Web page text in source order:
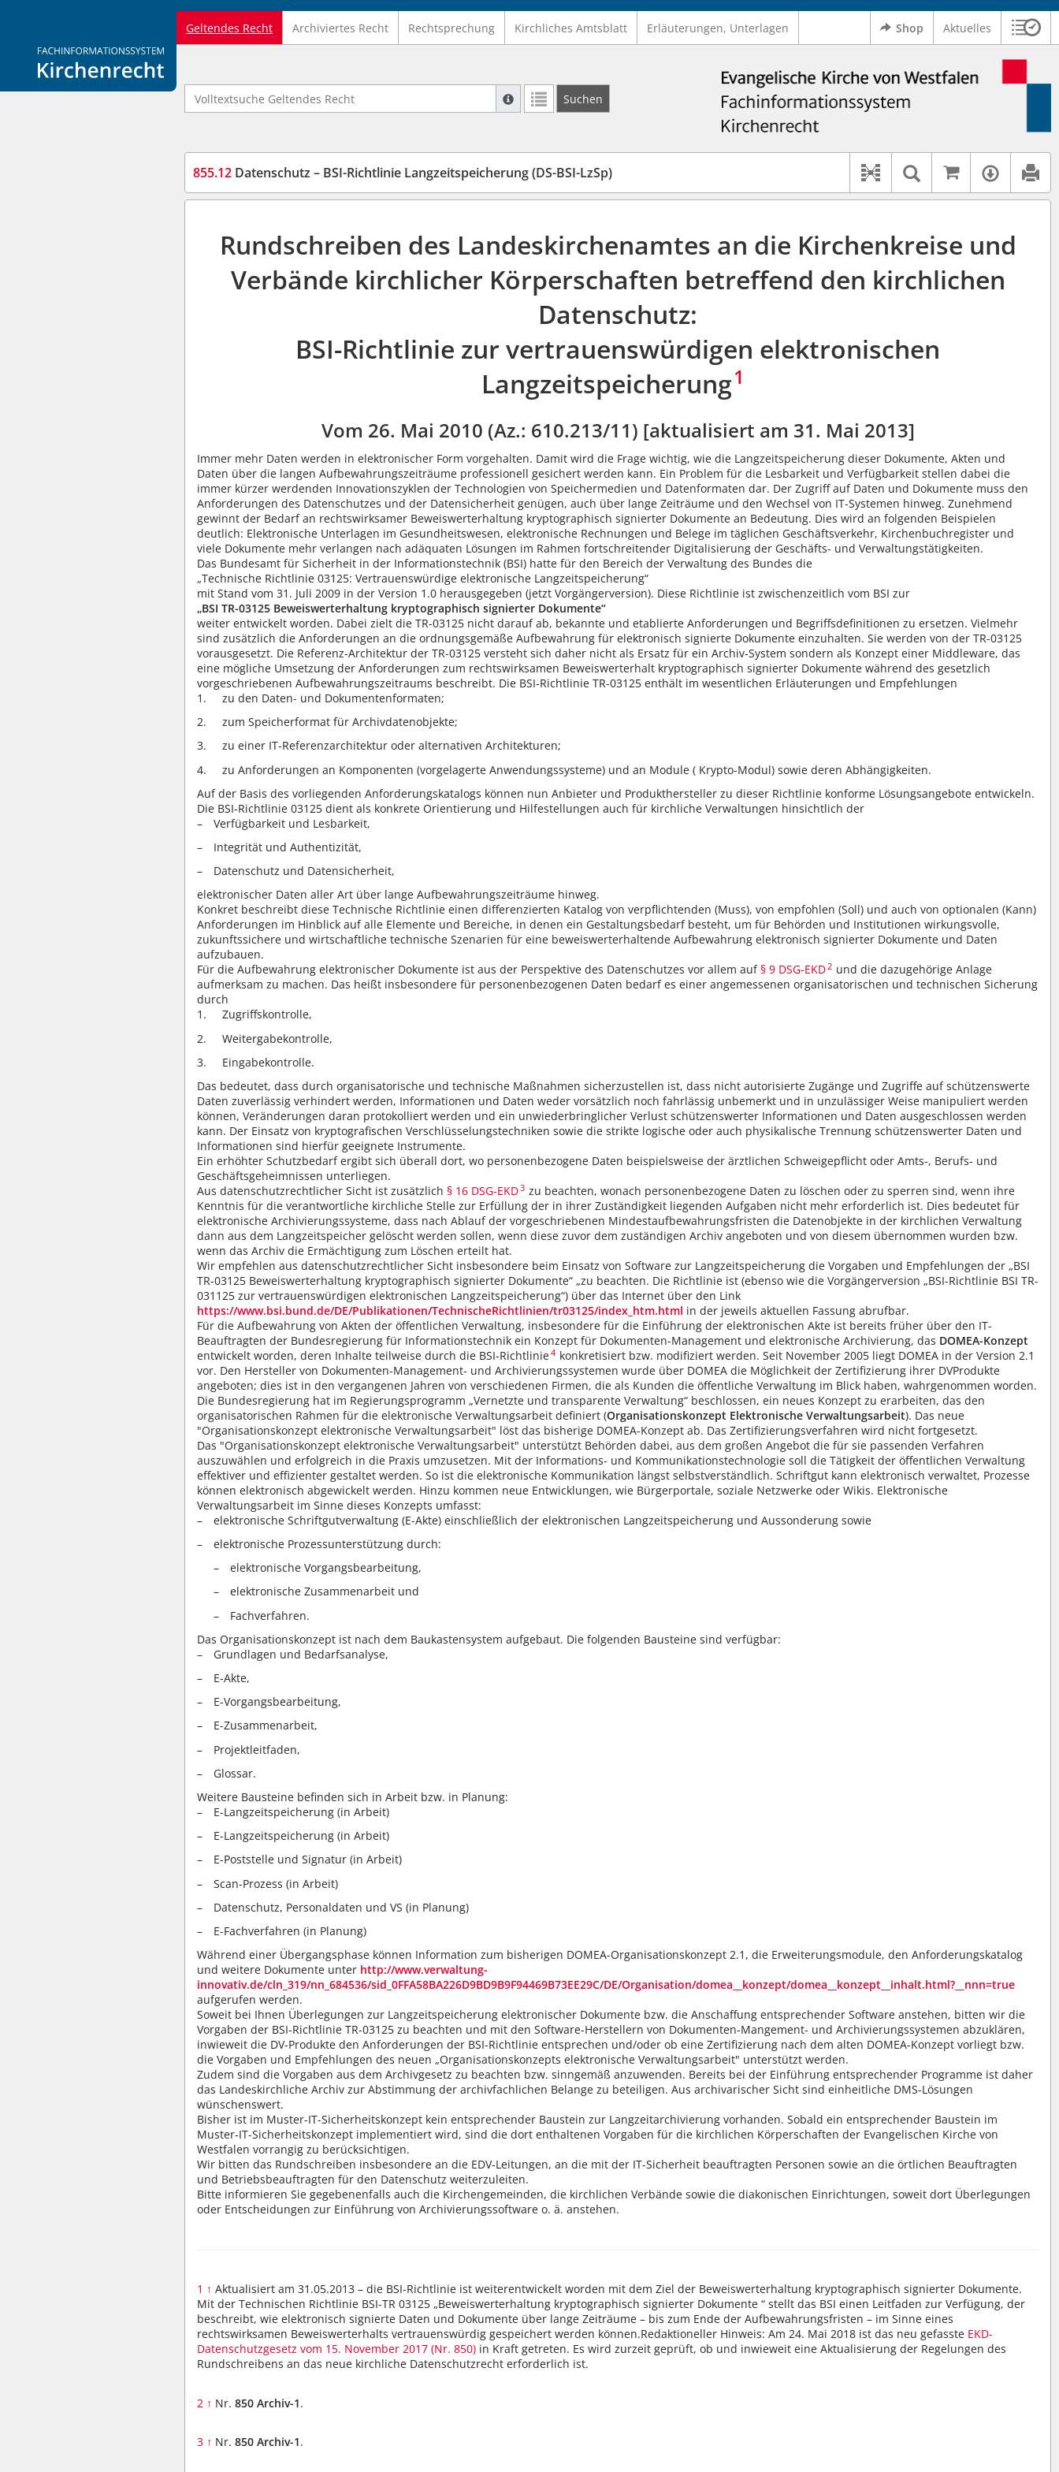
Logo Fachinformationssystem Kirchenrecht
Geltendes Recht Archiviertes Recht Rechtsprechung Kirchliches Amtsblatt Erläuterungen, Unterlagen Shop Aktuelles
Volltextsuche Geltendes Recht
Suche mit Platzhalter "*", Bsp. Pfarrer*, findet auch: "Pfarrerinitiative" oder "Pfarrerausschuss".
Weitere Suchoperatoren finden Sie in unserer Hilfe.
Suchen
855.12 Datenschutz – BSI-Richtlinie Langzeitspeicherung (DS-BSI-LzSp)
Dokument-Beziehungen
Textsuche im
Auf
Rundschreiben des Landeskirchenamtes an die Kirchenkreise und
Verbände kirchlicher Körperschaften betreffend den kirchlichen
Datenschutz:
BSI-Richtlinie zur vertrauenswürdigen elektronischen
Langzeitspeicherung1
Vom 26. Mai 2010 (Az.: 610.213/11) [aktualisiert am 31. Mai 2013]
Immer mehr Daten werden in elektronischer Form vorgehalten. Damit wird die Frage wichtig, wie die Langzeitspeicherung dieser Dokumente, Akten und
Daten über die langen Aufbewahrungszeiträume professionell gesichert werden kann. Ein Problem für die Lesbarkeit und Verfügbarkeit stellen dabei die
immer kürzer werdenden Innovationszyklen der Technologien von Speichermedien und Datenformaten dar. Der Zugriff auf Daten und Dokumente muss den
Anforderungen des Datenschutzes und der Datensicherheit genügen, auch über lange Zeiträume und den Wechsel von IT-Systemen hinweg. Zunehmend
gewinnt der Bedarf an rechtswirksamer Beweiswerterhaltung kryptographisch signierter Dokumente an Bedeutung. Dies wird an folgenden Beispielen
deutlich: Elektronische Unterlagen im Gesundheitswesen, elektronische Rechnungen und Belege im täglichen Geschäftsverkehr, Kirchenbuchregister und
viele Dokumente mehr verlangen nach adäquaten Lösungen im Rahmen fortschreitender Digitalisierung der Geschäfts- und Verwaltungstätigkeiten.
Das Bundesamt für Sicherheit in der Informationstechnik (BSI) hatte für den Bereich der Verwaltung des Bundes die
„Technische Richtlinie 03125: Vertrauenswürdige elektronische Langzeitspeicherung“
mit Stand vom 31. Juli 2009 in der Version 1.0 herausgegeben (jetzt Vorgängerversion). Diese Richtlinie ist zwischenzeitlich vom BSI zur
„BSI TR-03125 Beweiswerterhaltung kryptographisch signierter Dokumente“
weiter entwickelt worden. Dabei zielt die TR-03125 nicht darauf ab, bekannte und etablierte Anforderungen und Begriffsdefinitionen zu ersetzen. Vielmehr
sind zusätzlich die Anforderungen an die ordnungsgemäße Aufbewahrung für elektronisch signierte Dokumente einzuhalten. Sie werden von der TR-03125
vorausgesetzt. Die Referenz-Architektur der TR-03125 versteht sich daher nicht als Ersatz für ein Archiv-System sondern als Konzept einer Middleware, das
eine mögliche Umsetzung der Anforderungen zum rechtswirksamen Beweiswerterhalt kryptographisch signierter Dokumente während des gesetzlich
vorgeschriebenen Aufbewahrungszeitraums beschreibt. Die BSI-Richtlinie TR-03125 enthält im wesentlichen Erläuterungen und Empfehlungen
zu den Daten- und Dokumentenformaten;
zum Speicherformat für Archivdatenobjekte;
zu einer IT-Referenzarchitektur oder alternativen Architekturen;
zu Anforderungen an Komponenten (vorgelagerte Anwendungssysteme) und an Module ( Krypto-Modul) sowie deren Abhängigkeiten.
Auf der Basis des vorliegenden Anforderungskatalogs können nun Anbieter und Produkthersteller zu dieser Richtlinie konforme Lösungsangebote entwickeln.
Die BSI-Richtlinie 03125 dient als konkrete Orientierung und Hilfestellungen auch für kirchliche Verwaltungen hinsichtlich der
Verfügbarkeit und Lesbarkeit,
Integrität und Authentizität,
Datenschutz und Datensicherheit,
elektronischer Daten aller Art über lange Aufbewahrungszeiträume hinweg.
Konkret beschreibt diese Technische Richtlinie einen differenzierten Katalog von verpflichtenden (Muss), von empfohlen (Soll) und auch von optionalen (Kann)
Anforderungen im Hinblick auf alle Elemente und Bereiche, in denen ein Gestaltungsbedarf besteht, um für Behörden und Institutionen wirkungsvolle,
zukunftssichere und wirtschaftliche technische Szenarien für eine beweiswerterhaltende Aufbewahrung elektronisch signierter Dokumente und Daten
aufzubauen.
Für die Aufbewahrung elektronischer Dokumente ist aus der Perspektive des Datenschutzes vor allem auf§ 9 DSG-EKD2 und die dazugehörige Anlage
aufmerksam zu machen. Das heißt insbesondere für personenbezogenen Daten bedarf es einer angemessenen organisatorischen und technischen Sicherung
durch
Zugriffskontrolle,
Weitergabekontrolle,
Eingabekontrolle.
Das bedeutet, dass durch organisatorische und technische Maßnahmen sicherzustellen ist, dass nicht autorisierte Zugänge und Zugriffe auf schützenswerte
Daten zuverlässig verhindert werden, Informationen und Daten weder vorsätzlich noch fahrlässig unbemerkt und in unzulässiger Weise manipuliert werden
können, Veränderungen daran protokolliert werden und ein unwiederbringlicher Verlust schützenswerter Informationen und Daten ausgeschlossen werden
kann. Der Einsatz von kryptografischen Verschlüsselungstechniken sowie die strikte logische oder auch physikalische Trennung schützenswerter Daten und
Informationen sind hierfür geeignete Instrumente.
Ein erhöhter Schutzbedarf ergibt sich überall dort, wo personenbezogene Daten beispielsweise der ärztlichen Schweigepflicht oder Amts-, Berufs- und
Geschäftsgeheimnissen unterliegen.
Aus datenschutzrechtlicher Sicht ist zusätzlich § 16 DSG-EKD3 zu beachten, wonach personenbezogene Daten zu löschen oder zu sperren sind, wenn ihre
Kenntnis für die verantwortliche kirchliche Stelle zur Erfüllung der in ihrer Zuständigkeit liegenden Aufgaben nicht mehr erforderlich ist. Dies bedeutet für
elektronische Archivierungssysteme, dass nach Ablauf der vorgeschriebenen Mindestaufbewahrungsfristen die Datenobjekte in der kirchlichen Verwaltung
dann aus dem Langzeitspeicher gelöscht werden sollen, wenn diese zuvor dem zuständigen Archiv angeboten und von diesem übernommen wurden bzw.
wenn das Archiv die Ermächtigung zum Löschen erteilt hat.
Wir empfehlen aus datenschutzrechtlicher Sicht insbesondere beim Einsatz von Software zur Langzeitspeicherung die Vorgaben und Empfehlungen der „BSI
TR-03125 Beweiswerterhaltung kryptographisch signierter Dokumente“ „zu beachten. Die Richtlinie ist (ebenso wie die Vorgängerversion „BSI-Richtlinie BSI TR-
031125 zur vertrauenswürdigen elektronischen Langzeitspeicherung“) über das Internet über den Link
https://www.bsi.bund.de/DE/Publikationen/TechnischeRichtlinien/tr03125/index_htm.html in der jeweils aktuellen Fassung abrufbar.
Für die Aufbewahrung von Akten der öffentlichen Verwaltung, insbesondere für die Einführung der elektronischen Akte ist bereits früher über den IT-
Beauftragten der Bundesregierung für Informationstechnik ein Konzept für Dokumenten-Management und elektronische Archivierung, das DOMEA-Konzept
entwickelt worden, deren Inhalte teilweise durch die BSI-Richtlinie4 konkretisiert bzw. modifiziert werden. Seit November 2005 liegt DOMEA in der Version 2.1
vor. Den Hersteller von Dokumenten-Management- und Archivierungssystemen wurde über DOMEA die Möglichkeit der Zertifizierung ihrer DVProdukte
angeboten; dies ist in den vergangenen Jahren von verschiedenen Firmen, die als Kunden die öffentliche Verwaltung im Blick haben, wahrgenommen worden.
Die Bundesregierung hat im Regierungsprogramm „Vernetzte und transparente Verwaltung“ beschlossen, ein neues Konzept zu erarbeiten, das den
organisatorischen Rahmen für die elektronische Verwaltungsarbeit definiert (Organisationskonzept Elektronische Verwaltungsarbeit). Das neue
"Organisationskonzept elektronische Verwaltungsarbeit" löst das bisherige DOMEA-Konzept ab. Das Zertifizierungsverfahren wird nicht fortgesetzt.
Das "Organisationskonzept elektronische Verwaltungsarbeit" unterstützt Behörden dabei, aus dem großen Angebot die für sie passenden Verfahren
auszuwählen und erfolgreich in die Praxis umzusetzen. Mit der Informations- und Kommunikationstechnologie soll die Tätigkeit der öffentlichen Verwaltung
effektiver und effizienter gestaltet werden. So ist die elektronische Kommunikation längst selbstverständlich. Schriftgut kann elektronisch verwaltet, Prozesse
können elektronisch abgewickelt werden. Hinzu kommen neue Entwicklungen, wie Bürgerportale, soziale Netzwerke oder Wikis. Elektronische
Verwaltungsarbeit im Sinne dieses Konzepts umfasst:
elektronische Schriftgutverwaltung (E-Akte) einschließlich der elektronischen Langzeitspeicherung und Aussonderung sowie
elektronische Prozessunterstützung durch:
elektronische Vorgangsbearbeitung,
elektronische Zusammenarbeit und
Fachverfahren.
Das Organisationskonzept ist nach dem Baukastensystem aufgebaut. Die folgenden Bausteine sind verfügbar:
Grundlagen und Bedarfsanalyse,
E-Akte,
E-Vorgangsbearbeitung,
E-Zusammenarbeit,
Projektleitfaden,
Glossar.
Weitere Bausteine befinden sich in Arbeit bzw. in Planung:
E-Langzeitspeicherung (in Arbeit)
E-Langzeitspeicherung (in Arbeit)
E-Poststelle und Signatur (in Arbeit)
Scan-Prozess (in Arbeit)
Datenschutz, Personaldaten und VS (in Planung)
E-Fachverfahren (in Planung)
Während einer Übergangsphase können Information zum bisherigen DOMEA-Organisationskonzept 2.1, die Erweiterungsmodule, den Anforderungskatalog
und weitere Dokumente unter http://www.verwaltung-
innovativ.de/cln_319/nn_684536/sid_0FFA58BA226D9BD9B9F94469B73EE29C/DE/Organisation/domea__konzept/domea__konzept__inhalt.html?__nnn=true
aufgerufen werden.
Soweit bei Ihnen Überlegungen zur Langzeitspeicherung elektronischer Dokumente bzw. die Anschaffung entsprechender Software anstehen, bitten wir die
Vorgaben der BSI-Richtlinie TR-03125 zu beachten und mit den Software-Herstellern von Dokumenten-Mangement- und Archivierungssystemen abzuklären,
inwieweit die DV-Produkte den Anforderungen der BSI-Richtlinie entsprechen und/oder ob eine Zertifizierung nach dem alten DOMEA-Konzept vorliegt bzw.
die Vorgaben und Empfehlungen des neuen „Organisationskonzepts elektronische Verwaltungsarbeit" unterstützt werden.
Zudem sind die Vorgaben aus dem Archivgesetz zu beachten bzw. sinngemäß anzuwenden. Bereits bei der Einführung entsprechender Programme ist daher
das Landeskirchliche Archiv zur Abstimmung der archivfachlichen Belange zu beteiligen. Aus archivarischer Sicht sind einheitliche DMS-Lösungen
wünschenswert.
Bisher ist im Muster-IT-Sicherheitskonzept kein entsprechender Baustein zur Langzeitarchivierung vorhanden. Sobald ein entsprechender Baustein im
Muster-IT-Sicherheitskonzept implementiert wird, sind die dort enthaltenen Vorgaben für die kirchlichen Körperschaften der Evangelischen Kirche von
Westfalen vorrangig zu berücksichtigen.
Wir bitten das Rundschreiben insbesondere an die EDV-Leitungen, an die mit der IT-Sicherheit beauftragten Personen sowie an die örtlichen Beauftragten
und Betriebsbeauftragten für den Datenschutz weiterzuleiten.
Bitte informieren Sie gegebenenfalls auch die Kirchengemeinden, die kirchlichen Verbände sowie die diakonischen Einrichtungen, soweit dort Überlegungen
oder Entscheidungen zur Einführung von Archivierungssoftware o. ä. anstehen.
1 ↑ Aktualisiert am 31.05.2013 – die BSI-Richtlinie ist weiterentwickelt worden mit dem Ziel der Beweiswerterhaltung kryptographisch signierter Dokumente.
Mit der Technischen Richtlinie BSI-TR 03125 „Beweiswerterhaltung kryptographisch signierter Dokumente “ stellt das BSI einen Leitfaden zur Verfügung, der
beschreibt, wie elektronisch signierte Daten und Dokumente über lange Zeiträume – bis zum Ende der Aufbewahrungsfristen – im Sinne eines
rechtswirksamen Beweiswerterhalts vertrauenswürdig gespeichert werden können.Redaktioneller Hinweis: Am 24. Mai 2018 ist das neu gefasste EKD-
Datenschutzgesetz vom 15. November 2017 (Nr. 850) in Kraft getreten. Es wird zurzeit geprüft, ob und inwieweit eine Aktualisierung der Regelungen des
Rundschreibens an das neue kirchliche Datenschutzrecht erforderlich ist.
2 ↑ Nr. 850 Archiv-1.
3 ↑ Nr. 850 Archiv-1.